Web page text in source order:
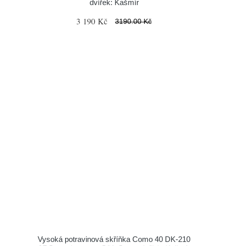
dvířek: Kašmír
3 190 Kč 3190.00 Kč
Vysoká potravinová skříňka Como 40 DK-210